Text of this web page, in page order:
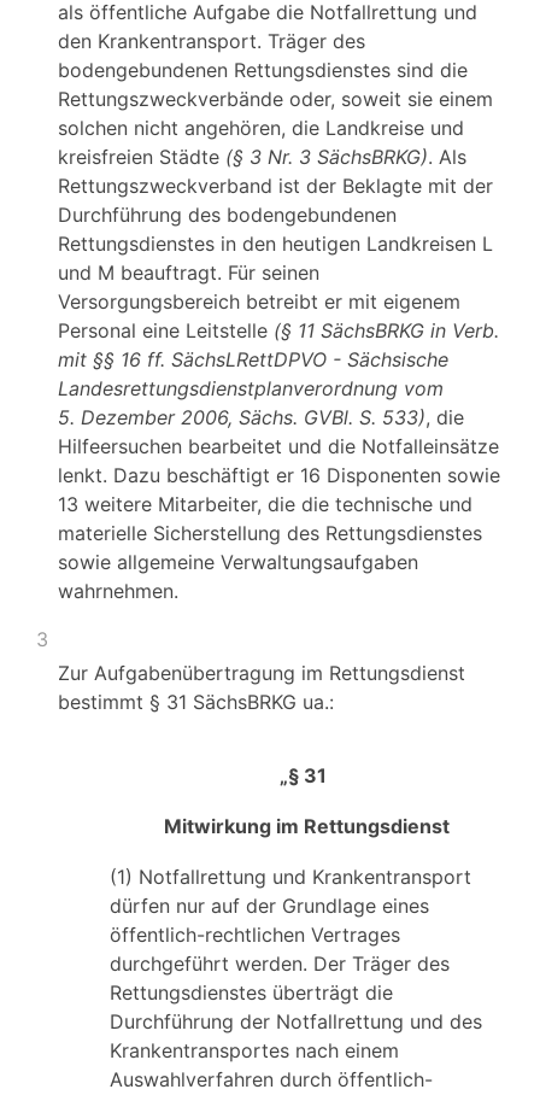
als öffentliche Aufgabe die Notfallrettung und
den Krankentransport. Träger des
bodengebundenen Rettungsdienstes sind die
Rettungszweckverbände oder, soweit sie einem
solchen nicht angehören, die Landkreise und
kreisfreien Städte (§ 3 Nr. 3 SächsBRKG). Als
Rettungszweckverband ist der Beklagte mit der
Durchführung des bodengebundenen
Rettungsdienstes in den heutigen Landkreisen L
und M beauftragt. Für seinen
Versorgungsbereich betreibt er mit eigenem
Personal eine Leitstelle (§ 11 SächsBRKG in Verb.
mit §§ 16 ff. SächsLRettDPVO - Sächsische
Landesrettungsdienstplanverordnung vom
5. Dezember 2006, Sächs. GVBl. S. 533), die
Hilfeersuchen bearbeitet und die Notfalleinsätze
lenkt. Dazu beschäftigt er 16 Disponenten sowie
13 weitere Mitarbeiter, die die technische und
materielle Sicherstellung des Rettungsdienstes
sowie allgemeine Verwaltungsaufgaben
wahrnehmen.
3
Zur Aufgabenübertragung im Rettungsdienst
bestimmt § 31 SächsBRKG ua.:
„§ 31
Mitwirkung im Rettungsdienst
(1) Notfallrettung und Krankentransport
dürfen nur auf der Grundlage eines
öffentlich-rechtlichen Vertrages
durchgeführt werden. Der Träger des
Rettungsdienstes überträgt die
Durchführung der Notfallrettung und des
Krankentransportes nach einem
Auswahlverfahren durch öffentlich-